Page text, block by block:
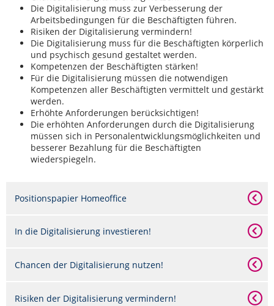
Die Digitalisierung muss zur Verbesserung der
Arbeitsbedingungen für die Beschäftigten führen.
Risiken der Digitalisierung vermindern!
Die Digitalisierung muss für die Beschäftigten körperlich
und psychisch gesund gestaltet werden.
Kompetenzen der Beschäftigten stärken!
Für die Digitalisierung müssen die notwendigen
Kompetenzen aller Beschäftigten vermittelt und gestärkt
werden.
Erhöhte Anforderungen berücksichtigen!
Die erhöhten Anforderungen durch die Digitalisierung
müssen sich in Personalentwicklungsmöglichkeiten und
besserer Bezahlung für die Beschäftigten
wiederspiegeln.
Positionspapier Homeoffice
In die Digitalisierung investieren!
Chancen der Digitalisierung nutzen!
Risiken der Digitalisierung vermindern!